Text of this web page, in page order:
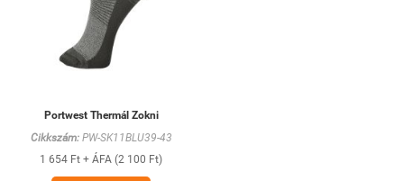
Portwest Thermál Zokni
Cikkszám:PW-SK11BLU39-43
1 654 Ft + ÁFA (2 100 Ft)